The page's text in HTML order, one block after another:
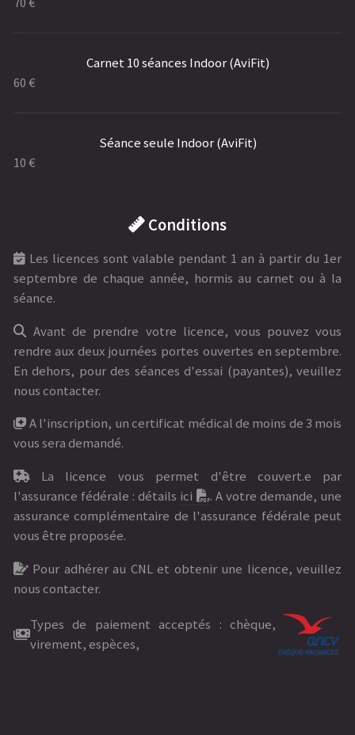
Carnet 10 séances Indoor (AviFit)
60 €
Séance seule Indoor (AviFit)
10 €
Conditions
Les licences sont valable pendant 1 an à partir du 1er
septembre de chaque année, hormis au carnet ou à la
séance.
Avant de prendre votre licence, vous pouvez vous
rendre aux deux journées portes ouvertes en septembre.
En dehors, pour des séances d'essai (payantes), veuillez
nous contacter.
A l'inscription, un certificat médical de moins de 3 mois
vous sera demandé.
La licence vous permet d'être couvert.e par
l'assurance fédérale : détails ici
. A votre demande, une
assurance complémentaire de l'assurance fédérale peut
vous être proposée.
Pour adhérer au CNL et obtenir une licence, veuillez
nous contacter.
Types de paiement acceptés : chèque,
virement, espèces,